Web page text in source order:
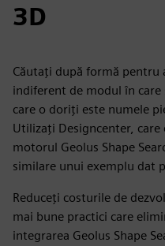
3D
Căutați după formă pentru
indiferent de modul în
care o doriți este numele
Utilizați Designcenter,
motorul Geolus Shape
similare unui exemplu dat
Reduceți costurile de
mai bune practici care
integrarea Geolus Shape